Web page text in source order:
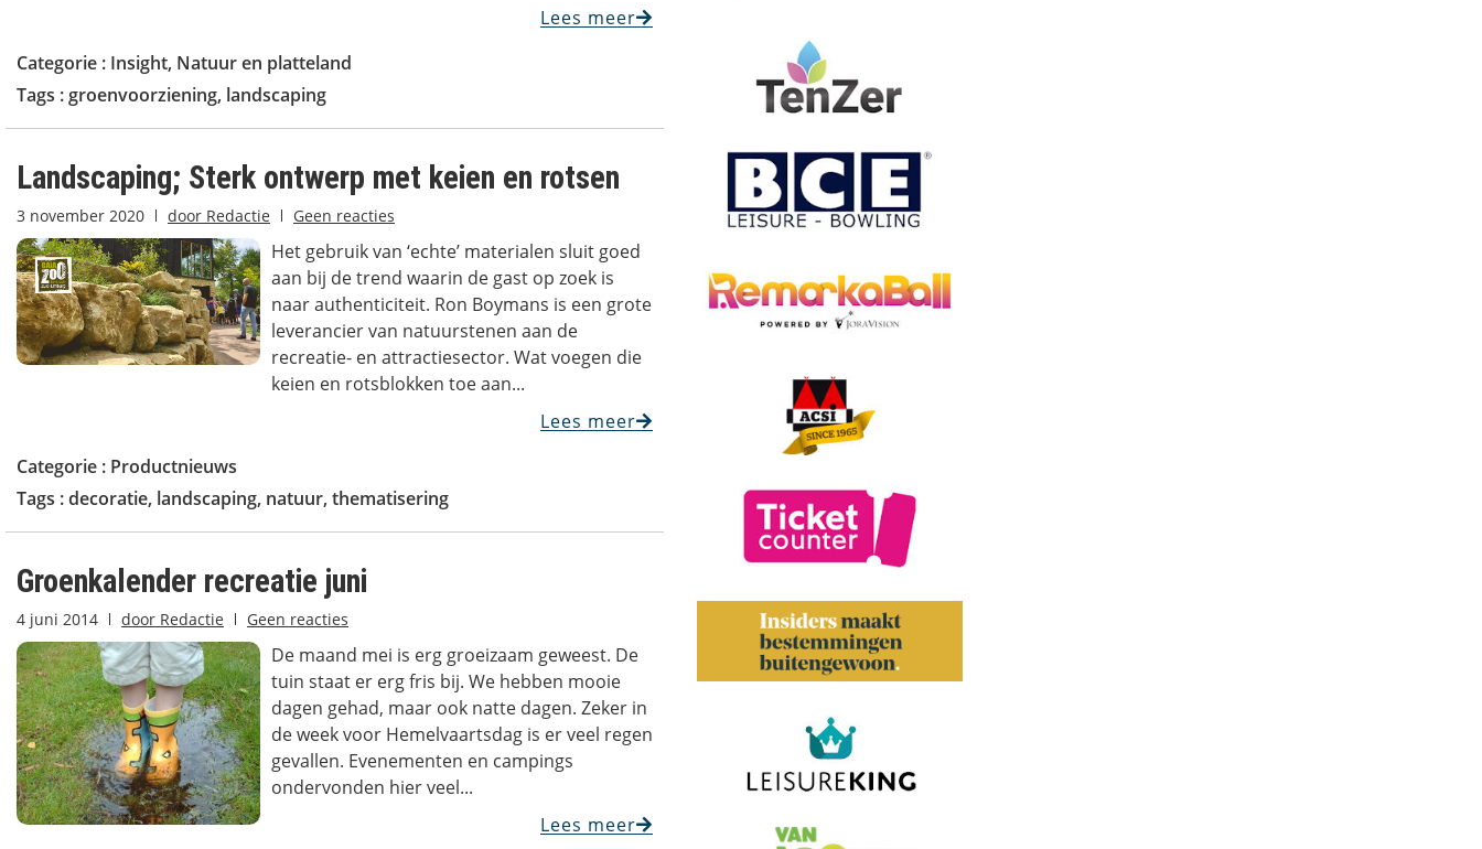
Lees meer
Categorie : Insight, Natuur en platteland
Tags :groenvoorziening, landscaping
Landscaping; Sterk ontwerp met keien en rotsen
3 november 2020 door Redactie Geen reacties
Het gebruik van ‘echte’ materialen sluit goed
aan bij de trend waarin de gast op zoek is
naar authenticiteit. Ron Boymans is een grote
leverancier van natuurstenen aan de
recreatie- en attractiesector. Wat voegen die
keien en rotsblokken toe aan...
Lees meer
Categorie : Productnieuws
Tags :decoratie, landscaping, natuur, thematisering
Groenkalender recreatie juni
4 juni 2014 door Redactie Geen reacties
De maand mei is erg groeizaam geweest. De
tuin staat er erg fris bij. We hebben mooie
dagen gehad, maar ook natte dagen. Zeker in
de week voor Hemelvaartsdag is er veel regen
gevallen. Evenementen en campings
ondervonden hier veel...
Lees meer